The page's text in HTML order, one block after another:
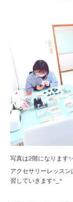
写真は2階になります✨
アクセサリーレッス
習していきます^_^